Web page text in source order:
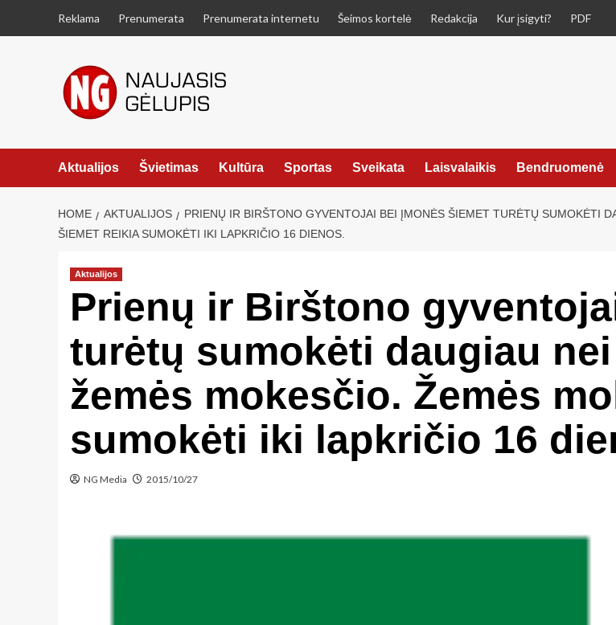
Reklama Prenumerata Prenumerata internetu Šeimos kortelė Redakcija Kur įsigyti? PDF
Aktualijos Švietimas Kultūra Sportas Sveikata Laisvalaikis Bendruomenė
HOME AKTUALIJOS
PRIENŲ IR BIRŠTONO GYVENTOJAI BEI ĮMONĖS ŠIEMET TURĖTŲ SUMOKĖTI
ŠIEMET REIKIA SUMOKĖTI IKI LAPKRIČIO 16 DIENOS.
Aktualijos
Prienų ir Birštono
turėtų sumokėti daugiau
žemės mokesčio. Žemės
sumokėti iki lapkričio 16
NG Media 2015/10/27